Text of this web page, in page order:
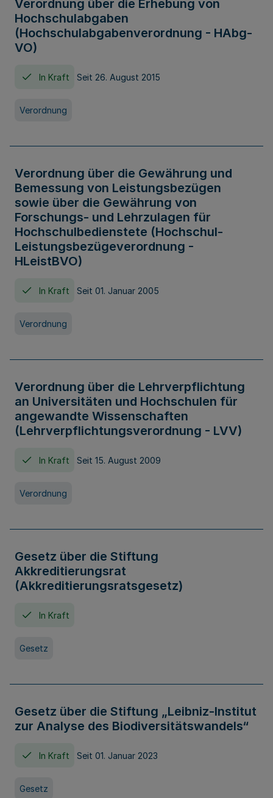
Verordnung über die Erhebung von
Hochschulabgaben
(Hochschulabgabenverordnung - HAbg-
VO)
In Kraft Seit 26. August 2015
Verordnung
Verordnung über die Gewährung und
Bemessung von Leistungsbezügen
sowie über die Gewährung von
Forschungs- und Lehrzulagen für
Hochschulbedienstete (Hochschul-
Leistungsbezügeverordnung -
HLeistBVO)
In Kraft Seit 01. Januar 2005
Verordnung
Verordnung über die Lehrverpflichtung
an Universitäten und Hochschulen für
angewandte Wissenschaften
(Lehrverpflichtungsverordnung - LVV)
In Kraft Seit 15. August 2009
Verordnung
Gesetz über die Stiftung
Akkreditierungsrat
(Akkreditierungsratsgesetz)
In Kraft
Gesetz
Gesetz über die Stiftung „Leibniz-Institut
zur Analyse des Biodiversitätswandels“
In Kraft Seit 01. Januar 2023
Gesetz